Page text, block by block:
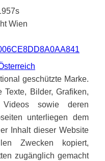
Wien
geschützte Marke.
Bilder, Grafiken,
sowie deren
unterliegen dem
Inhalt dieser Website
Zwecken kopiert,
zugänglich gemacht